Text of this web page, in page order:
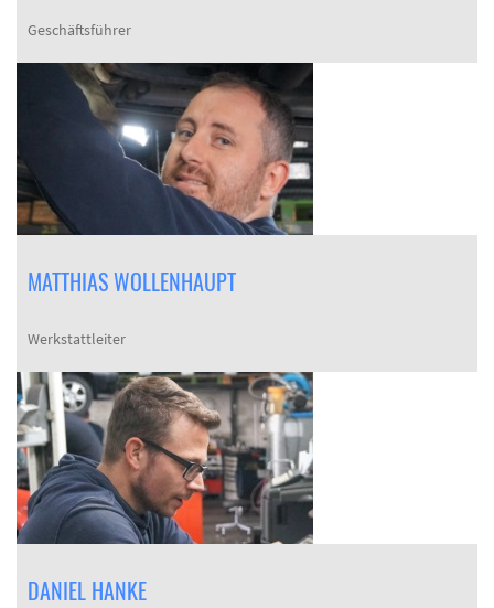
Geschäftsführer
MATTHIAS WOLLENHAUPT
Werkstattleiter
DANIEL HANKE